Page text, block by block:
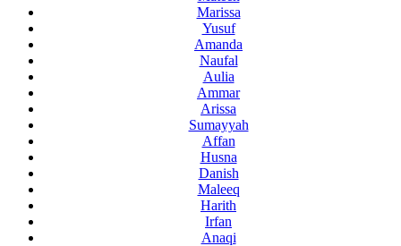
Marissa
Yusuf
Amanda
Naufal
Aulia
Ammar
Arissa
Sumayyah
Affan
Husna
Danish
Maleeq
Harith
Irfan
Anaqi